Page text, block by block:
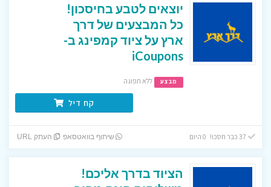
יוצאים לטבע בחיסכון!
כל המבצעים של דרך
ארץ על ציוד קמפינג ב-
iCoupons
מבצע ללא תפוגה
קח דיל
שיתוף בוואטסאפ העתק URL
הציוד בדרך אליכם!